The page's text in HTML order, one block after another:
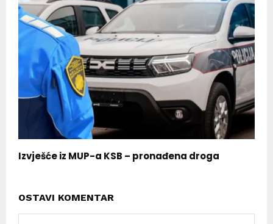
Izvješće iz MUP-a KSB – pronađena droga
OSTAVI KOMENTAR